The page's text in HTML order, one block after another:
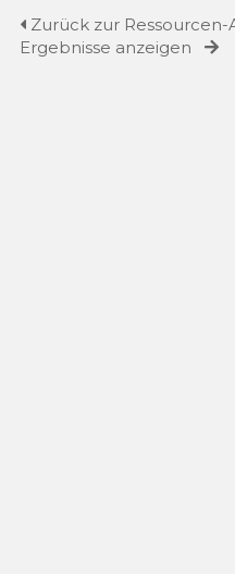
Zurück zur Ressourcen-
Ergebnisse anzeigen